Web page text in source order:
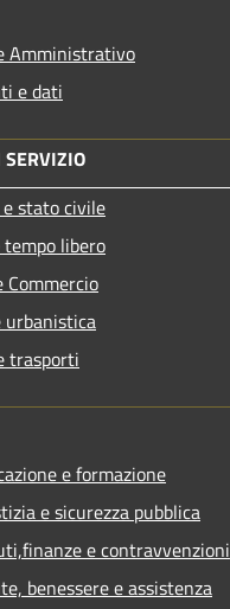
Amministrativo
e dati
SERVIZIO
stato civile
libero
Commercio
urbanistica
trasporti
e formazione
e sicurezza pubblica
e contravvenzioni
benessere e assistenza